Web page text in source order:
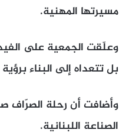
مسيرتها المهنية.
وعلّقت الجمعية على
بل تتعداه إلى البناء
وأضافت أن رحلة الصرّاف
الصناعة اللبنانية.